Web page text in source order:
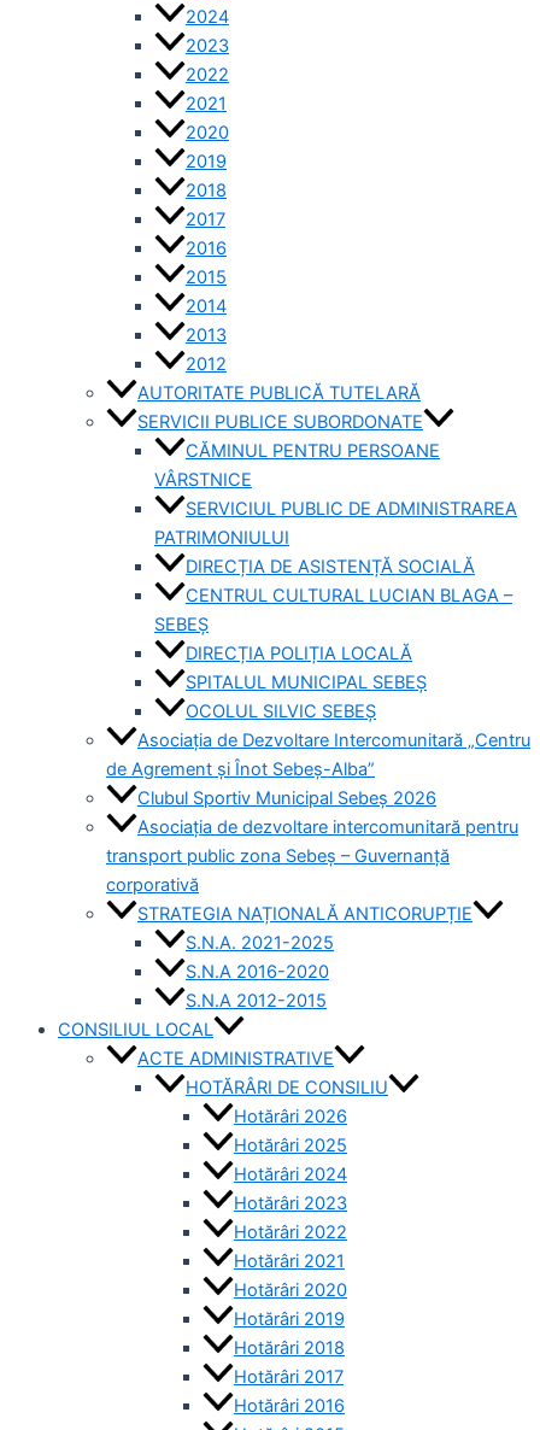
2024
2023
2022
2021
2020
2019
2018
2017
2016
2015
2014
2013
2012
AUTORITATE PUBLICĂ TUTELARĂ
SERVICII PUBLICE SUBORDONATE
CĂMINUL PENTRU PERSOANE
VÂRSTNICE
SERVICIUL PUBLIC DE ADMINISTRAREA
PATRIMONIULUI
DIRECȚIA DE ASISTENȚĂ SOCIALĂ
CENTRUL CULTURAL LUCIAN BLAGA –
SEBEȘ
DIRECȚIA POLIȚIA LOCALĂ
SPITALUL MUNICIPAL SEBEȘ
OCOLUL SILVIC SEBEȘ
Asociația de Dezvoltare Intercomunitară „Centru
de Agrement și Înot Sebeș-Alba”
Clubul Sportiv Municipal Sebeș 2026
Asociația de dezvoltare intercomunitară pentru
transport public zona Sebeș – Guvernanță
corporativă
STRATEGIA NAȚIONALĂ ANTICORUPȚIE
S.N.A. 2021-2025
S.N.A 2016-2020
S.N.A 2012-2015
CONSILIUL LOCAL
ACTE ADMINISTRATIVE
HOTĂRÂRI DE CONSILIU
Hotărâri 2026
Hotărâri 2025
Hotărâri 2024
Hotărâri 2023
Hotărâri 2022
Hotărâri 2021
Hotărâri 2020
Hotărâri 2019
Hotărâri 2018
Hotărâri 2017
Hotărâri 2016